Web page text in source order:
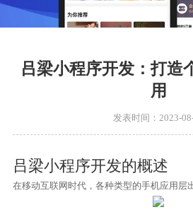
吕梁小程序开发：打造
用
发表时间：2023-
吕梁小程序开发的概述
在移动互联网时代，各种类型的手机应用层